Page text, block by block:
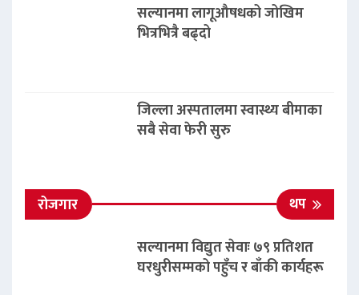
सल्यानमा लागूऔषधको जोखिम
भित्रभित्रै बढ्दो
जिल्ला अस्पतालमा स्वास्थ्य बीमाका
सबै सेवा फेरी सुरु
रोजगार
थप
सल्यानमा विद्युत सेवाः ७९ प्रतिशत
घरधुरीसम्मको पहुँच र बाँकी कार्यहरू